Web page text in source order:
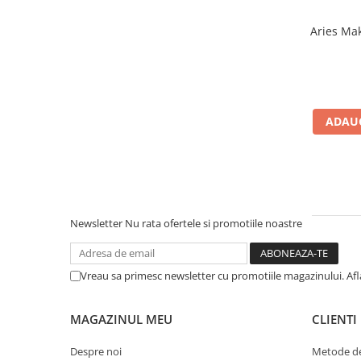
Aries
Newsletter Nu rata ofertele si promotiile noastre
Vreau sa primesc newsletter cu promotiile magazinului.
MAGAZINUL MEU
Despre noi
CLIENTI
Metode